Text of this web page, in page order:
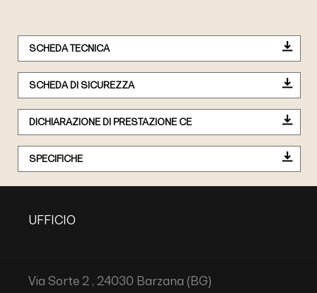
SCHEDA TECNICA
SCHEDA DI SICUREZZA
DICHIARAZIONE DI PRESTAZIONE CE
SPECIFICHE
UFFICIO
Via Sorte 2 , 24030 Barzana (BG)